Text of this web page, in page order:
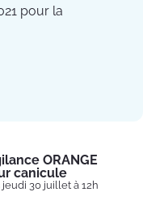
pour la
ORANGE
canicule
jeudi 30 juillet à 12h